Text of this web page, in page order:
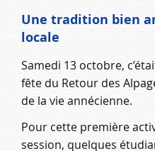
Une tradition bien
locale
Samedi 13 octobre,
fête du Retour des
de la vie annécienne.
Pour cette première
session, quelques